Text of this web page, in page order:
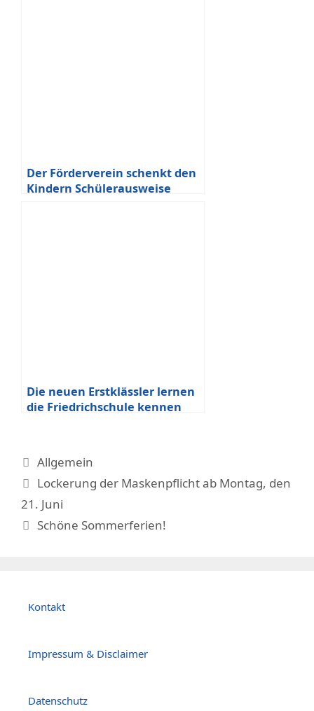
Der Förderverein schenkt den
Kindern Schülerausweise
Die neuen Erstklässler lernen
die Friedrichschule kennen
Kategorien
Allgemein
Lockerung der Maskenpflicht ab Montag, den
21. Juni
Schöne Sommerferien!
Kontakt
Impressum & Disclaimer
Datenschutz